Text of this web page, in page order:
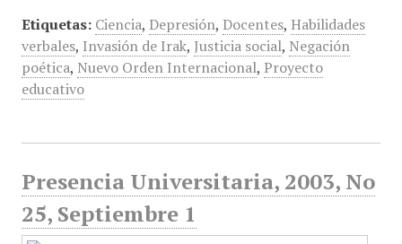
Etiquetas: Ciencia, Depresión, Docentes, Habilidades
verbales, Invasión de Irak, Justicia social, Negación
poética, Nuevo Orden Internacional, Proyecto
educativo
Presencia Universitaria, 2003, No
25, Septiembre 1